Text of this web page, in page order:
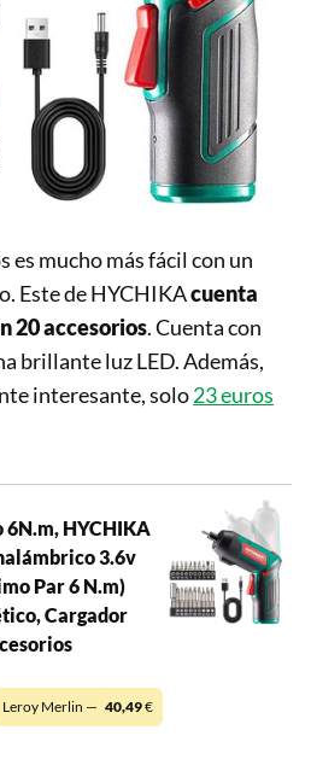
mucho más fácil con un
Este de HYCHIKAcuenta
20 accesorios. Cuenta con
brillante luz LED. Además,
interesante, solo23 euros
HYCHIKA
3.6v
Par 6 N.m)
Cargador
Leroy Merlin — 40,49€